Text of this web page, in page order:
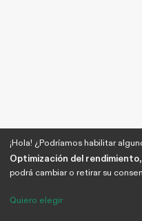
¡Hola! ¿Podríamos habilitar
Optimización del
podrá cambiar o retirar su
Quiero elegir